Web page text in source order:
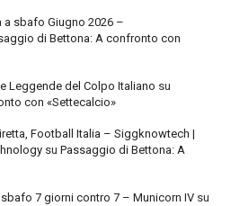
sbafo Giugno 2026 –
di Bettona: A confronto con
Leggende del Colpo Italiano su
con «Settecalcio»
Football Italia – Siggknowtech |
su Passaggio di Bettona: A
7 giorni contro 7 – Municorn IV su